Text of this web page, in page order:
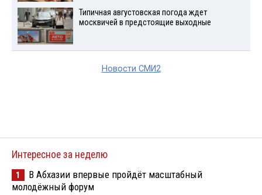
Типичная августовская погода ждет
москвичей в предстоящие выходные
Новости СМИ2
Интересное за неделю
1
В Абхазии впервые пройдёт масштабный
молодёжный форум